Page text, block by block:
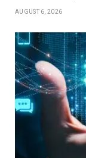
AUGUST 6, 2026